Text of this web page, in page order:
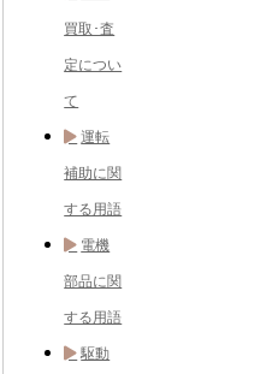
買取･査
定につい
て
運転
補助に関
する用語
電機
部品に関
する用語
駆動